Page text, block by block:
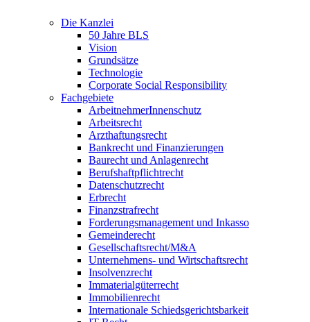
Die Kanzlei
50 Jahre BLS
Vision
Grundsätze
Technologie
Corporate Social Responsibility
Fachgebiete
ArbeitnehmerInnenschutz
Arbeitsrecht
Arzthaftungsrecht
Bankrecht und Finanzierungen
Baurecht und Anlagenrecht
Berufshaftpflichtrecht
Datenschutzrecht
Erbrecht
Finanzstrafrecht
Forderungsmanagement und Inkasso
Gemeinderecht
Gesellschaftsrecht/M&A
Unternehmens- und Wirtschaftsrecht
Insolvenzrecht
Immaterialgüterrecht
Immobilienrecht
Internationale Schiedsgerichtsbarkeit